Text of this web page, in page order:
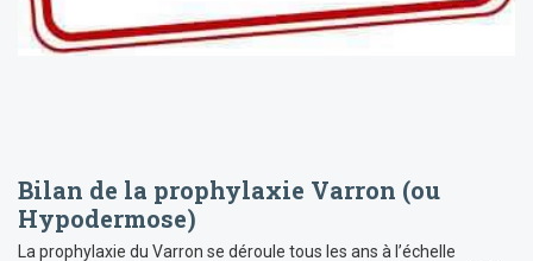
Bilan de la prophylaxie Varron (ou
Hypodermose)
La prophylaxie du Varron se déroule tous les ans à l’échelle